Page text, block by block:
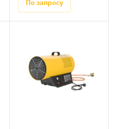
По запросу